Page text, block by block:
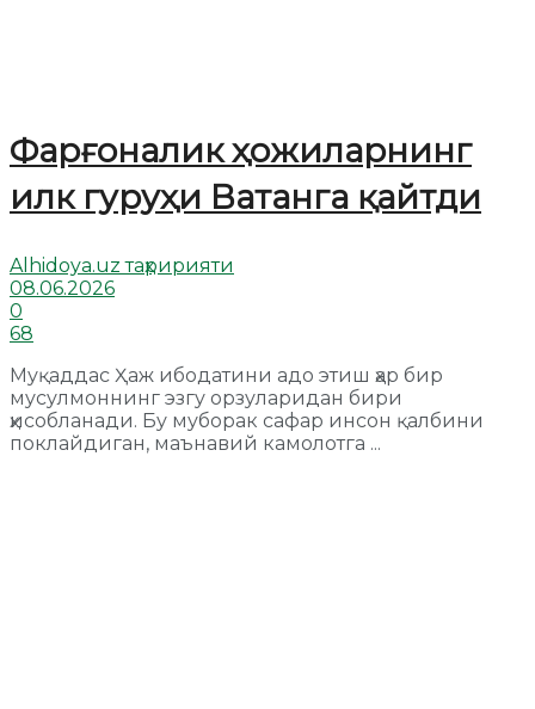
Фарғоналик ҳожиларнинг
илк гуруҳи Ватанга қайтди
Alhidoya.uz таҳририяти
08.06.2026
0
68
Муқаддас Ҳаж ибодатини адо этиш ҳар бир
мусулмоннинг эзгу орзуларидан бири
ҳисобланади. Бу муборак сафар инсон қалбини
поклайдиган, маънавий камолотга ...